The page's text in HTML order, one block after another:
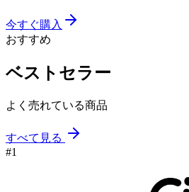
今すぐ購入
おすすめ
ベストセラー
よく売れている商品
すべて見る
#1